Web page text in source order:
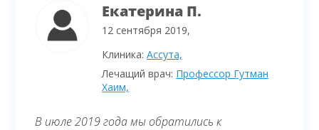
Екатерина П.
12 сентября 2019,
Клиника:Ассута,
Лечащий врач: Профессор Гутман
Хаим,
В июле 2019 года мы обратились к